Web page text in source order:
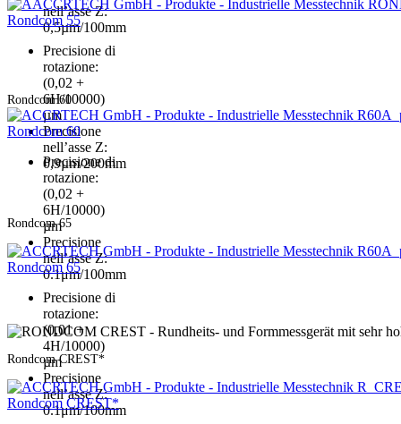
nell’asse Z:
0,5µm/100mm
Rondcom 55
Precisione di
rotazione:
(0,02 +
6H/10000)
µm
Precisione
nell’asse Z:
0,9µm/200mm
Rondcom 60
Rondcom 60
Precisione di
rotazione:
(0,02 +
6H/10000)
µm
Precisione
nell’asse Z:
0.1μm/100mm
Rondcom 65
Rondcom 65
Precisione di
rotazione:
(0,01 +
4H/10000)
µm
Precisione
nell’asse Z:
0.1μm/100mm
Rondcom CREST*
Rondcom CREST*